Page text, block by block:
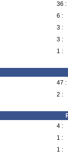
36 :
6 :
3 :
3 :
1 :
47 :
2 :
4 :
1 :
1 :